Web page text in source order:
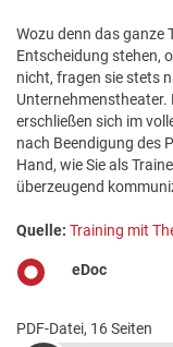
Wozu denn das ganze
Entscheidung stehen,
nicht, fragen sie stets
Unternehmenstheater.
erschließen sich im
nach Beendigung des
Hand, wie Sie als
überzeugend
Quelle: Training mit
eDoc
PDF-Datei, 16 Seiten